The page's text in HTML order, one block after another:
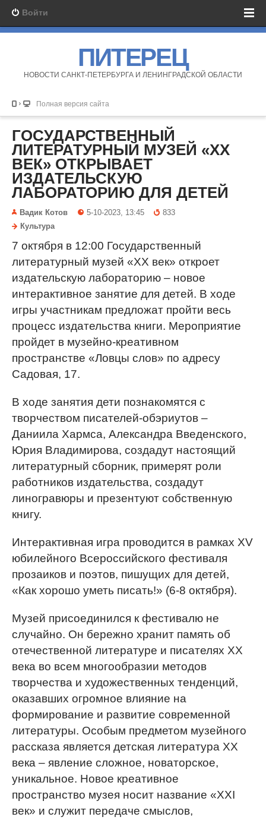
Войти
ПИТЕРЕЦ
НОВОСТИ САНКТ-ПЕТЕРБУРГА И ЛЕНИНГРАДСКОЙ ОБЛАСТИ
Полная версия сайта
ГОСУДАРСТВЕННЫЙ
ЛИТЕРАТУРНЫЙ МУЗЕЙ «ХХ
ВЕК» ОТКРЫВАЕТ
ИЗДАТЕЛЬСКУЮ
ЛАБОРАТОРИЮ ДЛЯ ДЕТЕЙ
Вадик Котов 5-10-2023, 13:45
833
Культура
7 октября в 12:00 Государственный
литературный музей «ХХ век» откроет
издательскую лабораторию – новое
интерактивное занятие для детей. В ходе
игры участникам предложат пройти весь
процесс издательства книги. Мероприятие
пройдет в музейно-креативном
пространстве «Ловцы слов» по адресу
Садовая, 17.
В ходе занятия дети познакомятся с
творчеством писателей-обэриутов –
Даниила Хармса, Александра Введенского,
Юрия Владимирова, создадут настоящий
литературный сборник, примерят роли
работников издательства, создадут
линогравюры и презентуют собственную
книгу.
Интерактивная игра проводится в рамках ХV
юбилейного Всероссийского фестиваля
прозаиков и поэтов, пишущих для детей,
«Как хорошо уметь писать!» (6-8 октября).
Музей присоединился к фестивалю не
случайно. Он бережно хранит память об
отечественной литературе и писателях ХХ
века во всем многообразии методов
творчества и художественных тенденций,
оказавших огромное влияние на
формирование и развитие современной
литературы. Особым предметом музейного
рассказа является детская литература XX
века – явление сложное, новаторское,
уникальное. Новое креативное
пространство музея носит название «ХХI
век» и служит передаче смыслов,